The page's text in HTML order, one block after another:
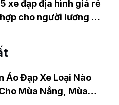
xe đạp địa hình giá rẻ
cho người lương 8
Áo Đạp Xe Loại Nào
Mùa Nắng, Mùa